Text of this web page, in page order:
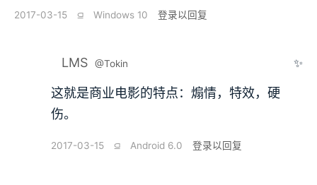
2017-03-15 ⫑ Windows 10 登录以回复
LMS @Tokin ✨
这就是商业电影的特点：煽情，特效，硬
伤。
2017-03-15 ⫑ Android 6.0 登录以回复